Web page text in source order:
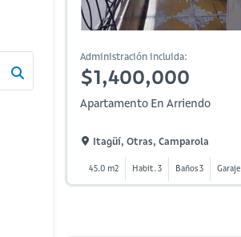
Administración incluida:
$1,400,000
Apartamento En Arriendo
Itagüí, Otras, Camparola
45.0 m2 Habit. 3 Baños 3